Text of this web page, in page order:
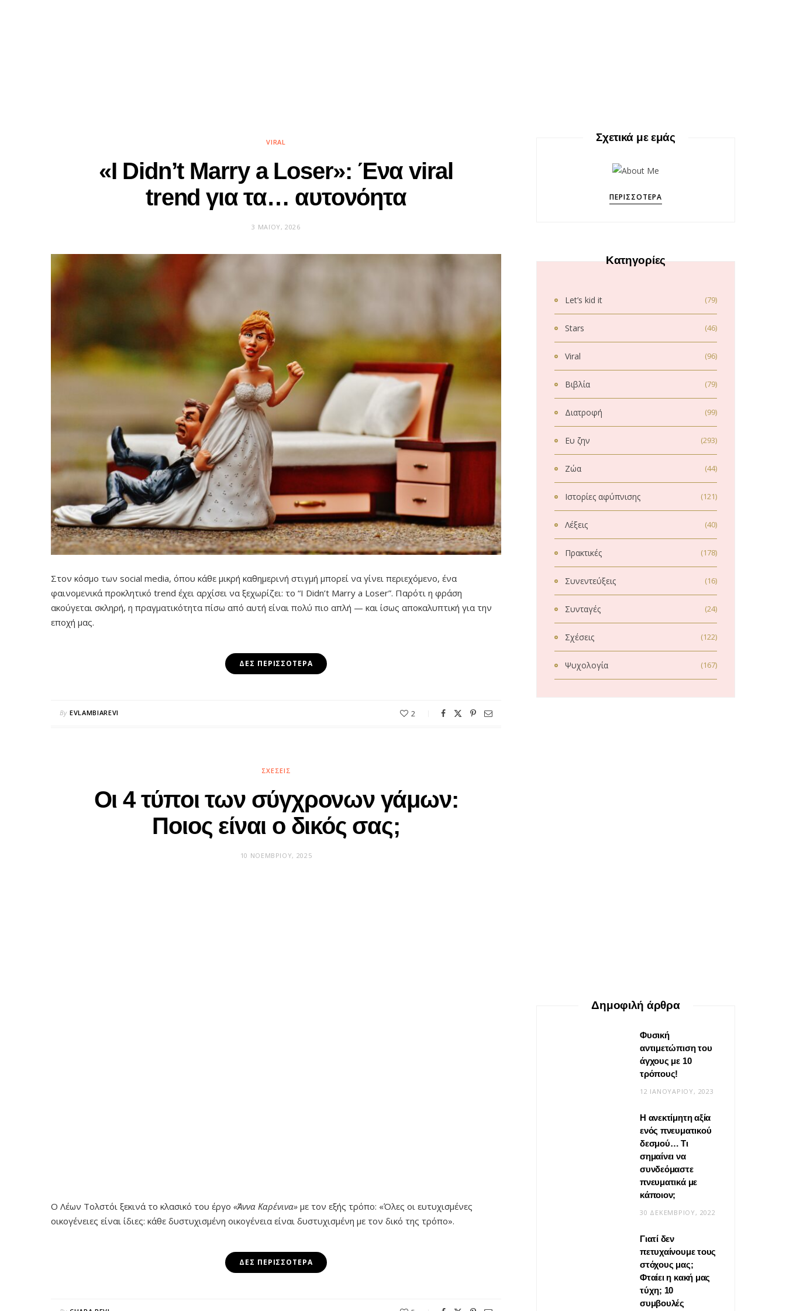
VIRAL
«I Didn’t Marry a Loser»: Ένα viral
trend για τα… αυτονόητα
3 ΜΑΪ́ΟΥ, 2026
Στον κόσμο των social media, όπου κάθε μικρή καθημερινή στιγμή μπορεί να γίνει περιεχόμενο, ένα
φαινομενικά προκλητικό trend έχει αρχίσει να ξεχωρίζει: το “I Didn’t Marry a Loser”. Παρότι η φράση
ακούγεται σκληρή, η πραγματικότητα πίσω από αυτή είναι πολύ πιο απλή — και ίσως αποκαλυπτική για την
εποχή μας.
ΔΕΣ ΠΕΡΙΣΣΌΤΕΡΑ
By EVLAMBIAREVI 2
ΣΧΈΣΕΙΣ
Οι 4 τύποι των σύγχρονων γάμων:
Ποιος είναι ο δικός σας;
10 ΝΟΕΜΒΡΊΟΥ, 2025
Ο Λέων Τολστόι ξεκινά το κλασικό του έργο «Άννα Καρένινα» με τον εξής τρόπο: «Όλες οι ευτυχισμένες
οικογένειες είναι ίδιες: κάθε δυστυχισμένη οικογένεια είναι δυστυχισμένη με τον δικό της τρόπο».
ΔΕΣ ΠΕΡΙΣΣΌΤΕΡΑ
Σχετικά με εμάς
ΠΕΡΙΣΣΌΤΕΡΑ
Κατηγορίες
Let’s kid it (79)
Stars (46)
Viral (96)
Βιβλία (79)
Διατροφή (99)
Ευ ζην (293)
Ζώα (44)
Ιστορίες αφύπνισης (121)
Λέξεις (40)
Πρακτικές (178)
Συνεντεύξεις (16)
Συνταγές (24)
Σχέσεις (122)
Ψυχολογία (167)
Βίντεο: Μεταμόρφωσε το
φουλάρι σου σε κιμονό
20 ΜΑΪ́ΟΥ, 2026
Δημοφιλή άρθρα
Φυσική
αντιμετώπιση του
άγχους με 10
τρόπους!
12 ΙΑΝΟΥΑΡΊΟΥ, 2023
Η ανεκτίμητη αξία
ενός πνευματικού
δεσμού… Τι
σημαίνει να
συνδεόμαστε
πνευματικά με
κάποιον;
30 ΔΕΚΕΜΒΡΊΟΥ, 2022
Γιατί δεν
πετυχαίνουμε τους
στόχους μας;
Φταίει η κακή μας
τύχη; 10
συμβουλές